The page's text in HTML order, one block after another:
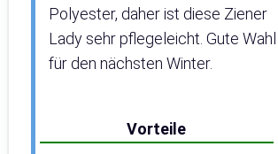
Polyester, daher ist diese Ziener
Lady sehr pflegeleicht. Gute Wahl
für den nächsten Winter.
Vorteile